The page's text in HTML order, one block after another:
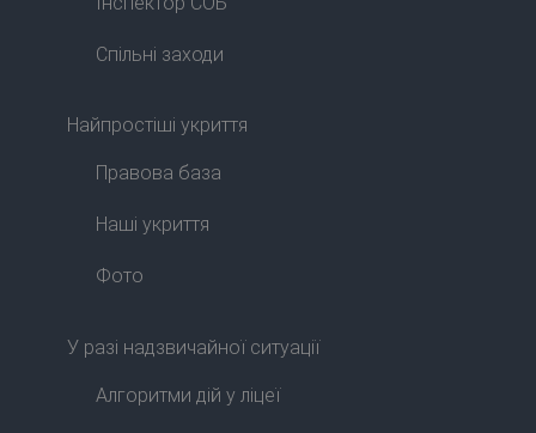
Спільні заходи
Найпростіші укриття
Правова база
Наші укриття
Фото
У разі надзвичайної ситуації
Алгоритми дій у ліцеї